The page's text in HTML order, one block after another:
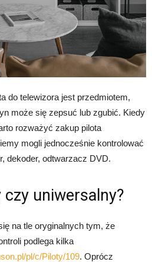
do telewizora jest przedmiotem,
może się zepsuć lub zgubić. Kiedy
rozważyć zakup pilota
mogli jednocześnie kontrolować
dekoder, odtwarzacz DVD.
uniwersalny?
na tle oryginalnych tym, że
podlega kilka
pl/c/Piloty/109. Oprócz